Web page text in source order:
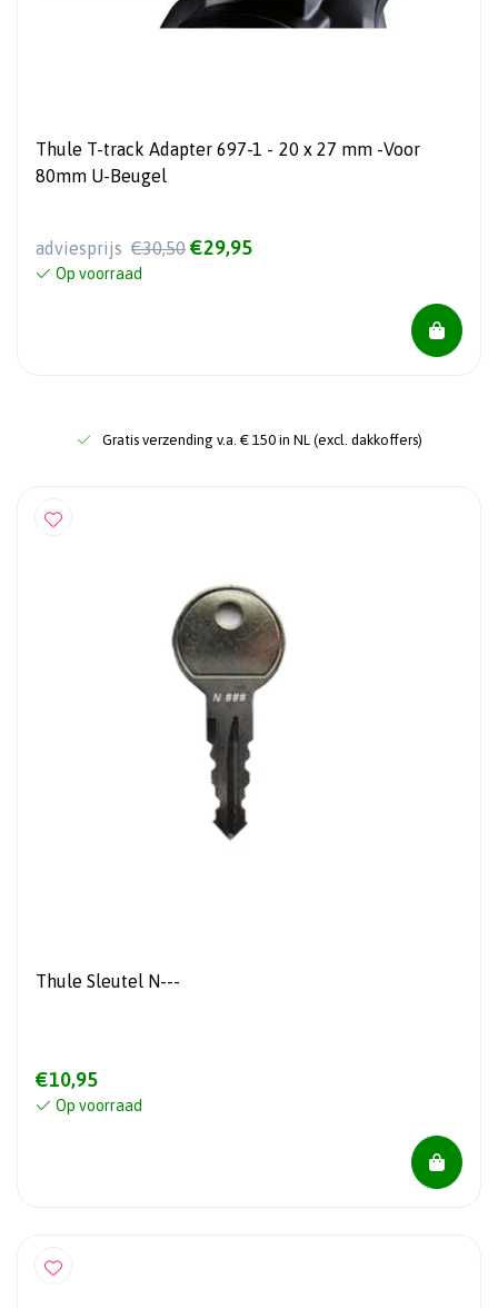
Thule T-track Adapter 697-1 - 20 x 27 mm -Voor
80mm U-Beugel
adviesprijs €30,50 €29,95
Op voorraad
Gratis verzending v.a. € 150 in NL (excl. dakkoffers)
Thule Sleutel N---
€10,95
Op voorraad